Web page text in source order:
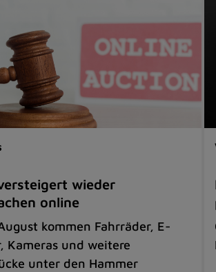
wieder
online
kommen Fahrräder, E-
Kameras und weitere
unter den Hammer